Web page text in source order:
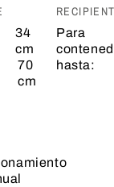
34
cm
70
cm
Para
hasta: